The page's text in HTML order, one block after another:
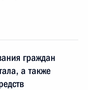
граждан
а также